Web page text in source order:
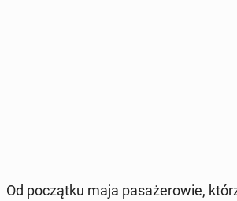
Od po­cząt­ku maja pa­sa­że­ro­wie,